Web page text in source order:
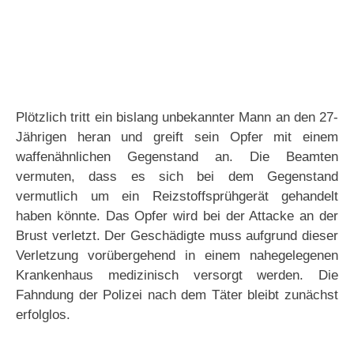
Plötzlich tritt ein bislang unbekannter Mann an den 27-
Jährigen heran und greift sein Opfer mit einem
waffenähnlichen Gegenstand an. Die Beamten
vermuten, dass es sich bei dem Gegenstand
vermutlich um ein Reizstoffsprühgerät gehandelt
haben könnte. Das Opfer wird bei der Attacke an der
Brust verletzt. Der Geschädigte muss aufgrund dieser
Verletzung vorübergehend in einem nahegelegenen
Krankenhaus medizinisch versorgt werden. Die
Fahndung der Polizei nach dem Täter bleibt zunächst
erfolglos.